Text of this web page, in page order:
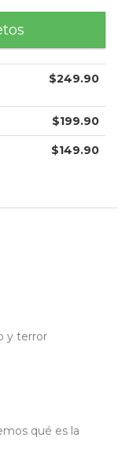
$249.90
$199.90
$149.90
y terror
qué es la